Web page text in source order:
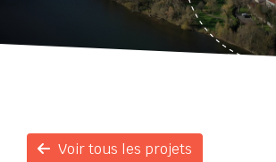
Voir tous les projets